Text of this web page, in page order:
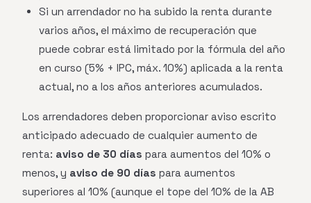
Si un arrendador no ha subido la renta durante
varios años, el máximo de recuperación que
puede cobrar está limitado por la fórmula del año
en curso (5% + IPC, máx. 10%) aplicada a la renta
actual, no a los años anteriores acumulados.
Los arrendadores deben proporcionar aviso escrito
anticipado adecuado de cualquier aumento de
renta: aviso de 30 días para aumentos del 10% o
menos, y aviso de 90 días para aumentos
superiores al 10% (aunque el tope del 10% de la AB